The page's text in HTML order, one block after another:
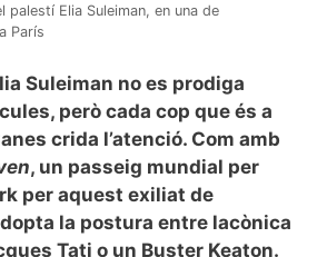
palestí Elia Suleiman, en una de
París
Suleiman no es prodiga
però cada cop que és a
crida l’atenció. Com amb
, un passeig mundial per
per aquest exiliat de
la postura entre lacònica
Tati o un Buster Keaton.